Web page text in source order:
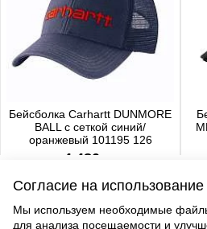
Бейсболка Carhartt DUNMORE
BALL с сеткой синий/
оранжевый 101195 126
4 480 р.
Согласие на
Мы используем необходимые
для анализа посещаемости и